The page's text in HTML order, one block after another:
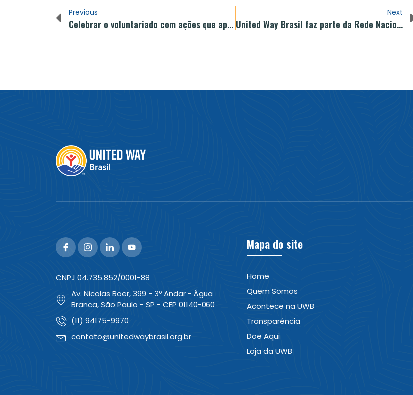
Previous
Celebrar o voluntariado com ações que apresentam resultados
Next
United Way Brasil faz parte da Rede Nacional Primeira Infância
CNPJ 04.735.852/0001-88
Av. Nicolas Boer, 399 - 3º Andar - Água
Branca, São Paulo - SP - CEP 01140-060
(11) 94175-9970
contato@unitedwaybrasil.org.br
Mapa do site
Home
Quem Somos
Acontece na UWB
Transparência
Doe Aqui
Loja da UWB